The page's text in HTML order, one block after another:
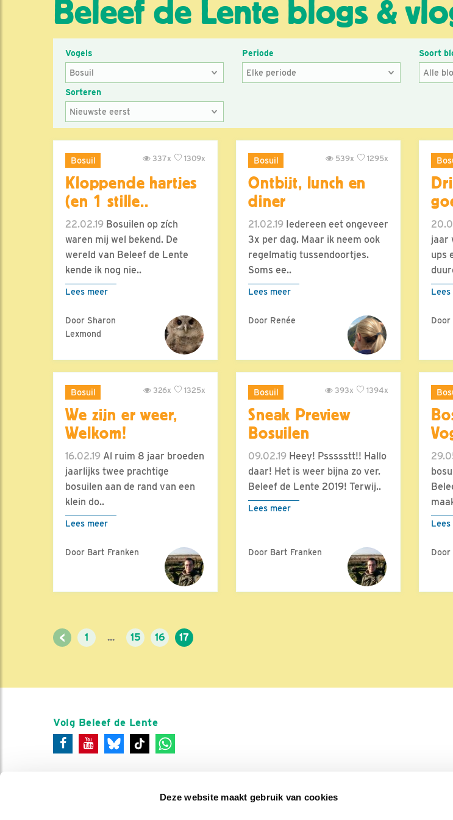
Deze website maakt gebruik van cookies
Beleef de Lente blogs &
Vogels Periode Soort
Sorteren
Bosuil 1309x
337x
Kloppende hartjes
(en 1 stille..
22.02.19 Bosuilen op zích
waren mij wel bekend. De
wereld van Beleef de Lente
kende ik nog nie..
Lees meer
Door Sharon
Lexmond
Bosuil 1295x
539x
Ontbijt, lunch en
diner
21.02.19 Iedereen eet ongeveer
3x per dag. Maar ik neem ook
regelmatig tussendoortjes.
Soms ee..
Lees meer
Door Renée
jaar
ups
Lees
Door
Bosuil 1325x
326x
We zijn er weer,
Welkom!
16.02.19 Al ruim 8 jaar broeden
jaarlijks twee prachtige
bosuilen aan de rand van een
klein do..
Lees meer
Door Bart Franken
Bosuil 1394x
393x
Sneak Preview
Bosuilen
09.02.19 Heey! Pssssstt!! Hallo
daar! Het is weer bijna zo ver.
Beleef de Lente 2019! Terwij..
Lees meer
Door Bart Franken
Lees
Door
< 1 ... 15 16 17
Volg Beleef de Lente